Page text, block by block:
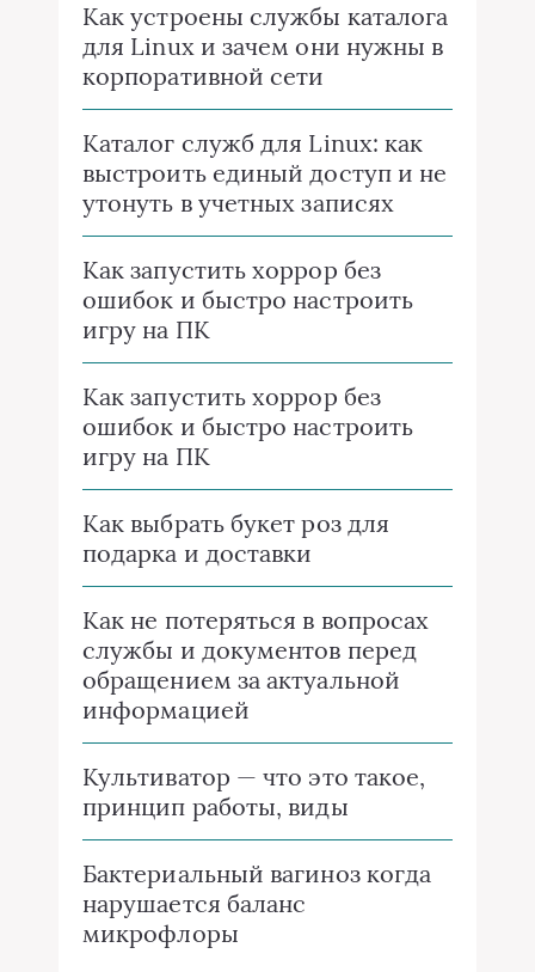
Как устроены службы каталога
для Linux и зачем они нужны в
корпоративной сети
Каталог служб для Linux: как
выстроить единый доступ и не
утонуть в учетных записях
Как запустить хоррор без
ошибок и быстро настроить
игру на ПК
Как запустить хоррор без
ошибок и быстро настроить
игру на ПК
Как выбрать букет роз для
подарка и доставки
Как не потеряться в вопросах
службы и документов перед
обращением за актуальной
информацией
Культиватор — что это такое,
принцип работы, виды
Бактериальный вагиноз когда
нарушается баланс
микрофлоры